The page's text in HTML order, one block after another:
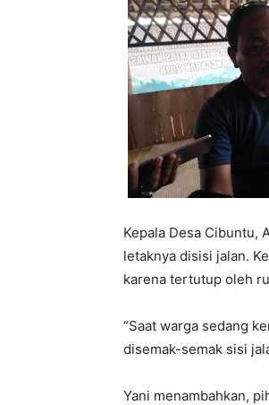
Kepala Desa Cibuntu,
letaknya disisi jalan.
karena tertutup oleh
“Saat warga sedang
disemak-semak sisi
Yani menambahkan,